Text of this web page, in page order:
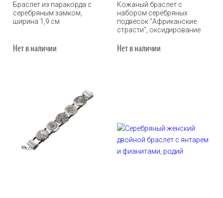
Браслет из паракорда с
серебряным замком,
ширина 1,9 см
Нет в наличии
Кожаный браслет с
набором серебряных
подвесок "Африканские
страсти", оксидирование
Нет в наличии